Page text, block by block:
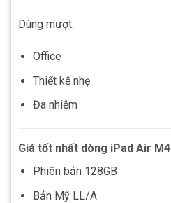
Dùng mượt:
Office
Thiết kế nhẹ
Đa nhiệm
Giá tốt nhất dòng iPad Air M4
Phiên bản 128GB
Bản Mỹ LL/A